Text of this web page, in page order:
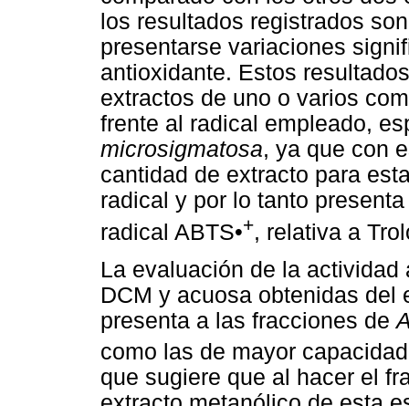
los resultados registrados
presentarse variaciones
antioxidante. Estos
extractos de uno o varios
frente al radical empleado,
microsigmatosa, ya que con
cantidad de extracto para
radical y por lo tanto
radical ABTS•+, relativa a
La evaluación de la
DCM y acuosa obtenidas del
presenta a las fracciones de
como las de mayor
que sugiere que al hacer el